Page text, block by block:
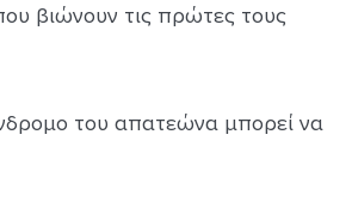
βιώνουν τις πρώτες τους
του απατεώνα μπορεί να